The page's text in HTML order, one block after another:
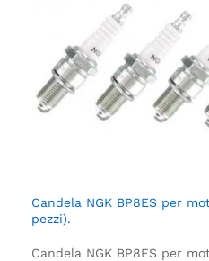
Candela NGK BP8ES per
pezzi).
Candela NGK BP8ES per